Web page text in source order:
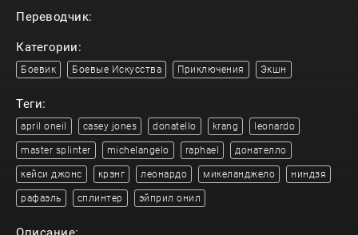
Переводчик:
Категории:
Боевик Боевые Искусства Приключения Экшн
Теги:
april oneil casey jones donatello krang leonardo
master splinter michelangelo raphael донателло
кейси джонс крэнг леонардо микеланджело ниндзя
рафаэль сплинтер эйприл онил